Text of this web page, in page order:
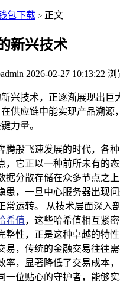
包下载 > 正文
新兴技术
2026-02-27 10:13:22 浏
兴技术，正逐渐展现出
供应链中能实现产品溯
力量。
腾般飞速发展的时代，各
，它正以一种前所未有的
据分散存储在众多节点之
患，一旦中心服务器出现
常运转。 从技术层面深入
希值，这些哈希值相互紧
整性，正是这种卓越的特
易，传统的金融交易往往
率，显著降低了交易成本
一位贴心的守护者，能够